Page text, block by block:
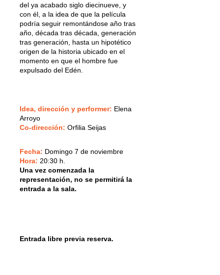
del ya acabado siglo diecinueve, y
con él, a la idea de que la película
podría seguir remontándose año tras
año, década tras década, generación
tras generación, hasta un hipotético
origen de la historia ubicado en el
momento en que el hombre fue
expulsado del Edén.
Idea, dirección y performer: Elena
Arroyo
Co-dirección: Orfilia Seijas
Fecha: Domingo 7 de noviembre
Hora: 20:30 h.
Una vez comenzada la
representación, no se permitirá la
entrada a la sala.
Entrada libre previa reserva.